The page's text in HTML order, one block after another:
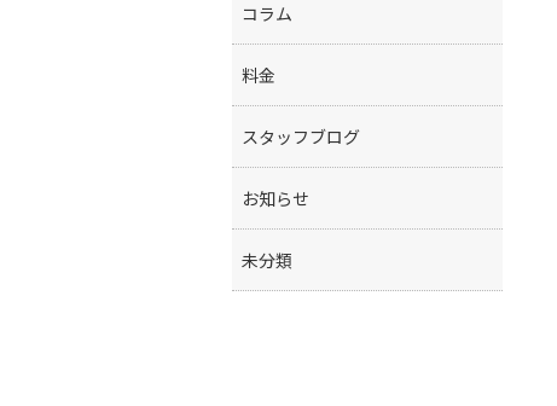
コラム
料金
スタッフブログ
お知らせ
未分類